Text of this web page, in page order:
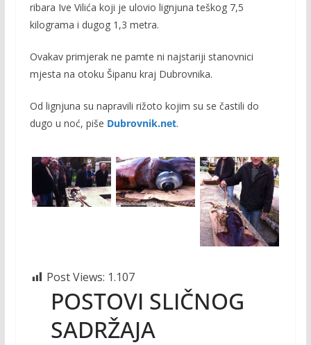
ribara Ive Vilića koji je ulovio lignjuna teškog 7,5
kilograma i dugog 1,3 metra.
Ovakav primjerak ne pamte ni najstariji stanovnici
mjesta na otoku Šipanu kraj Dubrovnika.
Od lignjuna su napravili rižoto kojim su se častili do
dugo u noć, piše Dubrovnik.net.
Post Views: 1.107
POSTOVI SLIČNOG
SADRŽAJA